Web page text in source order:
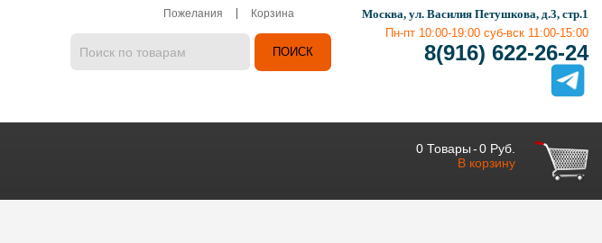
Москва, ул. Василия Петушкова, д.3, стр.1
Пожелания Корзина
Пн-пт 10:00-19:00 суб-вск 11:00-15:00
8(916) 622-26-24
0 Товары-0 Руб.
В корзину